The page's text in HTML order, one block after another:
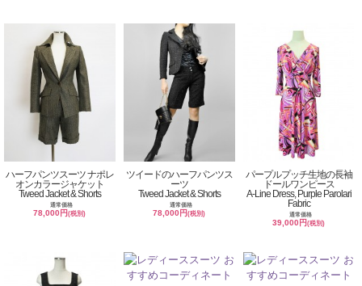
ハーフパンツスーツ ナポレ
オンカラージャケット
Tweed Jacket & Shorts
通常価格
78,000円(税別)
ツイードのハーフパンツス
ーツ
Tweed Jacket & Shorts
通常価格
78,000円(税別)
パープルプッチ生地の長袖
ドールワンピース
A-Line Dress, Purple Parolari
Fabric
通常価格
39,000円(税別)